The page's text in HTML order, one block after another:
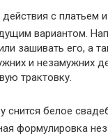
с платьем
вариантом.
зашивать его, а
и незамужних
трактовку.
снится белое
формулировка